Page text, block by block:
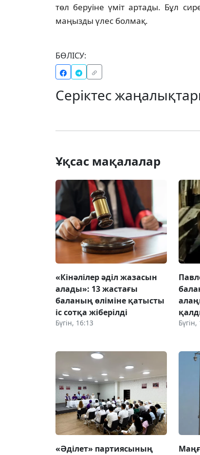
төл беруіне үміт артады. Бұл
маңызды үлес болмақ.
БӨЛІСУ:
Серіктес
Ұқсас мақалалар
«Кінәлілер әділ жазасын
алады»: 13 жастағы
баланың өліміне қатысты
іс сотқа жіберілді
Бүгін, 16:13
«Әділет» партиясының